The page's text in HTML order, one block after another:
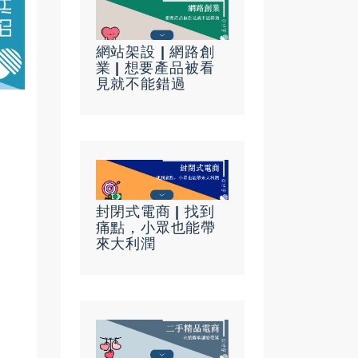
網站架設 | 網路創
業 | 想要產品被看
見就不能錯過
封閉式電商 | 找到
痛點，小眾也能帶
來大利潤